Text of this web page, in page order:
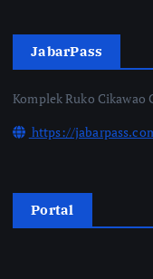
JabarPass
Komplek Ruko Cikawao
https://
Portal